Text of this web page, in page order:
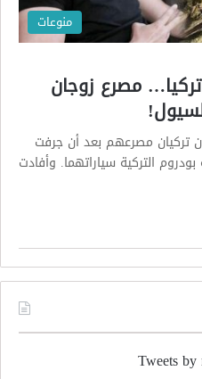
منوعات
مصرع زوجان
تركيان مصرعهم بعد أن جرفت
التركية سياراتهما. وأفادت
Tweets by